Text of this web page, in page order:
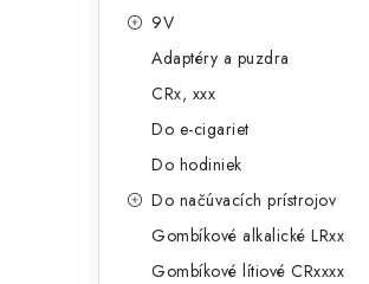
9V
Adaptéry a puzdra
CRx, xxx
Do e-cigariet
Do hodiniek
Do načúvacích prístrojov
Gombíkové alkalické LRxx
Gombíkové lítiové CRxxxx